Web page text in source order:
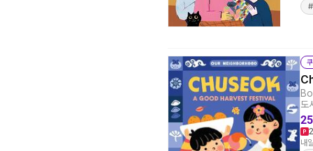
도
25
내